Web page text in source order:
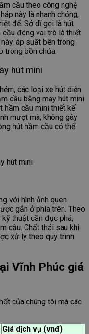
cầu theo công nghệ
này là nhanh chóng,
để. Sở dĩ gọi là hút
cầu đóng vai trò là thiết
áp suất bên trong
trong bồn chứa.
hút mini
các loại xe hút diện
cầu bằng máy hút mini
hầm cầu mini thiết kế
mượt mà, không gây
hút hầm cầu có thể
hút mini
với hình ảnh quen
gắn ở phía trên. Theo
thuật cần đục phá,
cầu. Chất thải sau khi
xử lý theo quy trình
Vĩnh Phúc giá
của chúng tôi mà các
Giá dịch vụ (vnđ)